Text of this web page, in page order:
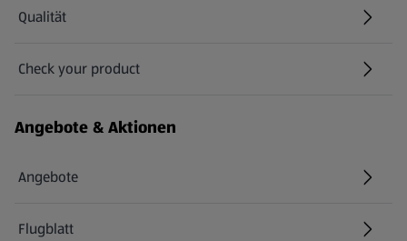
Qualität
Check your product
(öffnet in einem neuen Tab)
Angebote & Aktionen
Angebote
Flugblatt